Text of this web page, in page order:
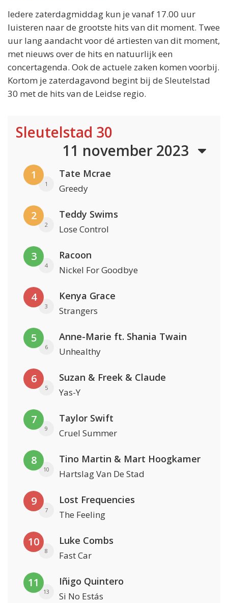
Iedere zaterdagmiddag kun je vanaf 17.00 uur
luisteren naar de grootste hits van dit moment. Twee
uur lang aandacht voor dé artiesten van dit moment,
met nieuws over de hits en natuurlijk een
concertagenda. Ook de actuele zaken komen voorbij.
Kortom je zaterdagavond begint bij de Sleutelstad
30 met de hits van de Leidse regio.
Sleutelstad 30
11 november 2023
1
1
Tate Mcrae
Greedy
2
2
Teddy Swims
Lose Control
3
4
Racoon
Nickel For Goodbye
4
3
Kenya Grace
Strangers
5
6
Anne-Marie ft. Shania Twain
Unhealthy
6
5
Suzan & Freek & Claude
Yas-Y
7
9
Taylor Swift
Cruel Summer
8
10
Tino Martin & Mart Hoogkamer
Hartslag Van De Stad
9
7
Lost Frequencies
The Feeling
10
8
Luke Combs
Fast Car
11
13
Iñigo Quintero
Si No Estás